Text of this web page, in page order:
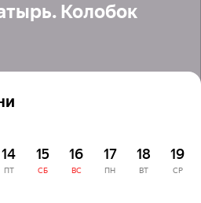
Колобок
14
ПТ
15
СБ
16
ВС
17
ПН
18
ВТ
19
СР